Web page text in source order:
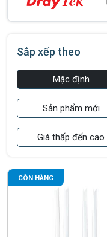
Sắp xếp theo
Mặc định
Sản phẩm mới
Giá thấp đến cao
CÒN HÀNG